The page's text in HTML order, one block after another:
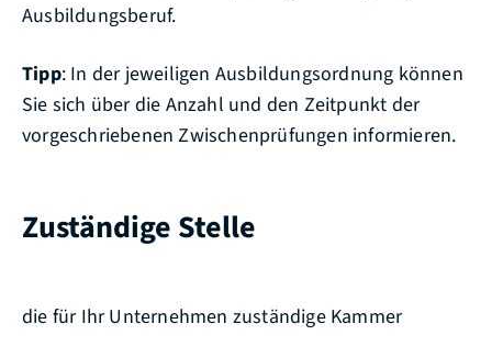
Ausbildungsberuf.
Tipp: In der jeweiligen Ausbildungsordnung können
Sie sich über die Anzahl und den Zeitpunkt der
vorgeschriebenen Zwischenprüfungen informieren.
Zuständige Stelle
die für Ihr Unternehmen zuständige Kammer